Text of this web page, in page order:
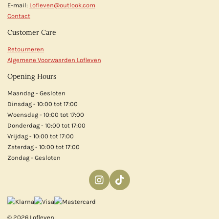
E-mail: Lofleven@outlook.com
Contact
Customer Care
Retourneren
Algemene Voorwaarden Lofleven
Opening Hours
Maandag - Gesloten
Dinsdag - 10:00 tot 17:00
Woensdag - 10:00 tot 17:00
Donderdag - 10:00 tot 17:00
Vrijdag - 10:00 tot 17:00
Zaterdag - 10:00 tot 17:00
Zondag - Gesloten
I
n
T
i
© 2026 Lofleven